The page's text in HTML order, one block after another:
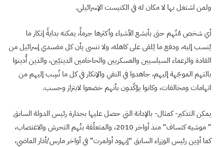
ولمن اشتغل بها لا مكان له في الكنيست الإسرائيلي.
أي شخص مُتّهم حتى بأبشع الأشياء وأكثرها جرماً، يمكنه بدايةً إنكار ما
يُنسب إليه، ودفع ما يُلقى على كاهله، ولا ننسى يأن كل مفسدي إسرائيل من
القادة والزعماء السياسيين والعسكريين والحاخامين الدينيّين، والذين أُدينوا
بالتهم الموجّهة إليهم، جاهدوا في النفي والإنكار في كل ما نُسِب إليهم من
اتهامات ومخالفات، وكانوا يؤكّدون بأنهم خضعوا لابتزاز وحسب.
يمكن التذكير- كمثال- بالإدانة التي حصل عليها بجدارة رئيس الدولة السابق
” موشيه كتساف” منذ أواخر 2010، والمتعلّقة بتُهم التحرش والاغتصاب،
كما أدِين رئيس الوزراء السابق “إيهود أولمرت” في أواخر مارس/أذار الماضي،